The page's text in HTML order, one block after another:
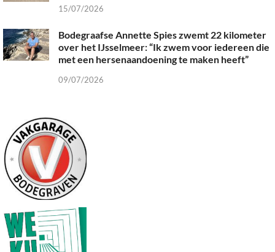
15/07/2026
Bodegraafse Annette Spies zwemt 22 kilometer
over het IJsselmeer: “Ik zwem voor iedereen die
met een hersenaandoening te maken heeft”
09/07/2026